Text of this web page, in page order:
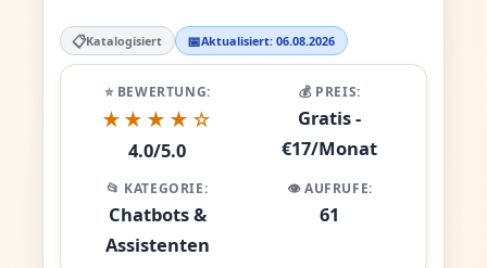
📋Katalogisiert 📅Aktualisiert: 06.08.2026
⭐ BEWERTUNG:
★★★★☆
4.0/5.0
💰 PREIS:
Gratis -
€17/Monat
📂 KATEGORIE:
Chatbots &
Assistenten
👁️ AUFRUFE:
61